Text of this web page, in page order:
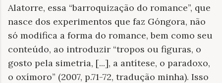
Alatorre, essa “barroquização do romance”, que
nasce dos experimentos que faz Góngora, não
só modifica a forma do romance, bem como seu
conteúdo, ao introduzir “tropos ou figuras, o
gosto pela simetria, [...], a antítese, o paradoxo,
o oxímoro” (2007, p.71-72, tradução minha). Isso